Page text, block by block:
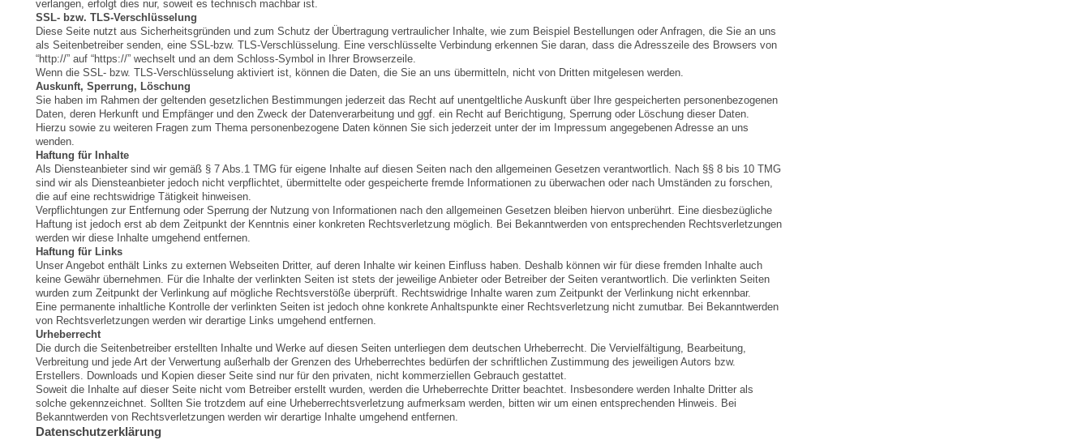
verlangen, erfolgt dies nur, soweit es technisch machbar ist.
SSL- bzw. TLS-Verschlüsselung
Diese Seite nutzt aus Sicherheitsgründen und zum Schutz der Übertragung vertraulicher Inhalte, wie zum Beispiel Bestellungen oder Anfragen, die Sie an uns
als Seitenbetreiber senden, eine SSL-bzw. TLS-Verschlüsselung. Eine verschlüsselte Verbindung erkennen Sie daran, dass die Adresszeile des Browsers von
“http://” auf “https://” wechselt und an dem Schloss-Symbol in Ihrer Browserzeile.
Wenn die SSL- bzw. TLS-Verschlüsselung aktiviert ist, können die Daten, die Sie an uns übermitteln, nicht von Dritten mitgelesen werden.
Auskunft, Sperrung, Löschung
Sie haben im Rahmen der geltenden gesetzlichen Bestimmungen jederzeit das Recht auf unentgeltliche Auskunft über Ihre gespeicherten personenbezogenen
Daten, deren Herkunft und Empfänger und den Zweck der Datenverarbeitung und ggf. ein Recht auf Berichtigung, Sperrung oder Löschung dieser Daten.
Hierzu sowie zu weiteren Fragen zum Thema personenbezogene Daten können Sie sich jederzeit unter der im Impressum angegebenen Adresse an uns
wenden.
Haftung für Inhalte
Als Diensteanbieter sind wir gemäß § 7 Abs.1 TMG für eigene Inhalte auf diesen Seiten nach den allgemeinen Gesetzen verantwortlich. Nach §§ 8 bis 10 TMG
sind wir als Diensteanbieter jedoch nicht verpflichtet, übermittelte oder gespeicherte fremde Informationen zu überwachen oder nach Umständen zu forschen,
die auf eine rechtswidrige Tätigkeit hinweisen.
Verpflichtungen zur Entfernung oder Sperrung der Nutzung von Informationen nach den allgemeinen Gesetzen bleiben hiervon unberührt. Eine diesbezügliche
Haftung ist jedoch erst ab dem Zeitpunkt der Kenntnis einer konkreten Rechtsverletzung möglich. Bei Bekanntwerden von entsprechenden Rechtsverletzungen
werden wir diese Inhalte umgehend entfernen.
Haftung für Links
Unser Angebot enthält Links zu externen Webseiten Dritter, auf deren Inhalte wir keinen Einfluss haben. Deshalb können wir für diese fremden Inhalte auch
keine Gewähr übernehmen. Für die Inhalte der verlinkten Seiten ist stets der jeweilige Anbieter oder Betreiber der Seiten verantwortlich. Die verlinkten Seiten
wurden zum Zeitpunkt der Verlinkung auf mögliche Rechtsverstöße überprüft. Rechtswidrige Inhalte waren zum Zeitpunkt der Verlinkung nicht erkennbar.
Eine permanente inhaltliche Kontrolle der verlinkten Seiten ist jedoch ohne konkrete Anhaltspunkte einer Rechtsverletzung nicht zumutbar. Bei Bekanntwerden
von Rechtsverletzungen werden wir derartige Links umgehend entfernen.
Urheberrecht
Die durch die Seitenbetreiber erstellten Inhalte und Werke auf diesen Seiten unterliegen dem deutschen Urheberrecht. Die Vervielfältigung, Bearbeitung,
Verbreitung und jede Art der Verwertung außerhalb der Grenzen des Urheberrechtes bedürfen der schriftlichen Zustimmung des jeweiligen Autors bzw.
Erstellers. Downloads und Kopien dieser Seite sind nur für den privaten, nicht kommerziellen Gebrauch gestattet.
Soweit die Inhalte auf dieser Seite nicht vom Betreiber erstellt wurden, werden die Urheberrechte Dritter beachtet. Insbesondere werden Inhalte Dritter als
solche gekennzeichnet. Sollten Sie trotzdem auf eine Urheberrechtsverletzung aufmerksam werden, bitten wir um einen entsprechenden Hinweis. Bei
Bekanntwerden von Rechtsverletzungen werden wir derartige Inhalte umgehend entfernen.
Datenschutzerklärung